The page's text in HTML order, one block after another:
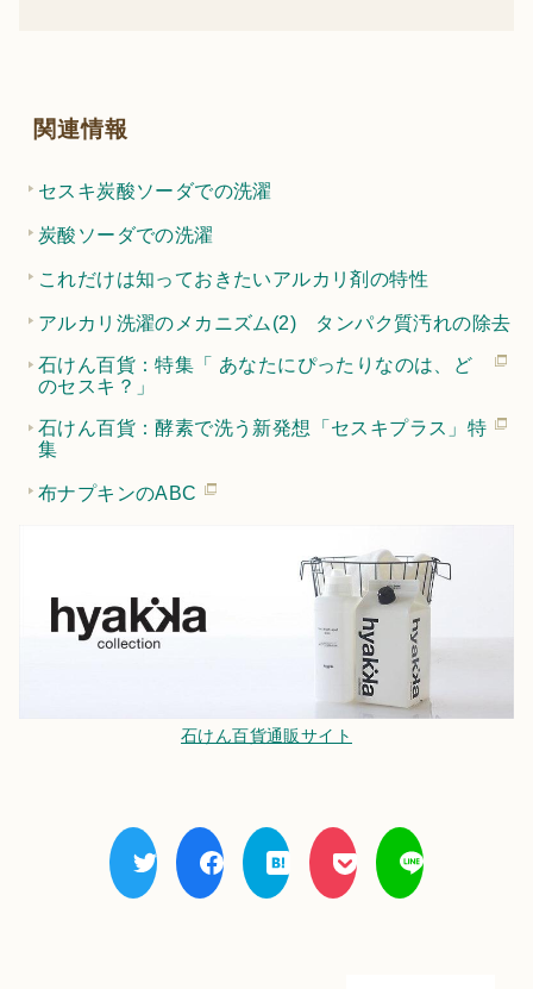
関連情報
セスキ炭酸ソーダでの洗濯
炭酸ソーダでの洗濯
これだけは知っておきたいアルカリ剤の特性
アルカリ洗濯のメカニズム(2) タンパク質汚れの除去
石けん百貨：特集「 あなたにぴったりなのは、ど
のセスキ？」
石けん百貨：酵素で洗う新発想「セスキプラス」特
集
布ナプキンのABC
石けん百貨通販サイト